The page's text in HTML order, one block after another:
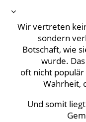
Wir vertreten
sondern
Botschaft, wie
wurde.
oft nicht populär
Wahrheit,
Und somit